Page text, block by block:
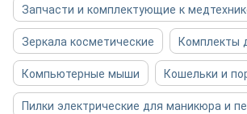
Запчасти и комплектующие к
Зеркала косметические
Комплекты
Компьютерные мыши
Кошельки и
Пилки электрические для маникюра и